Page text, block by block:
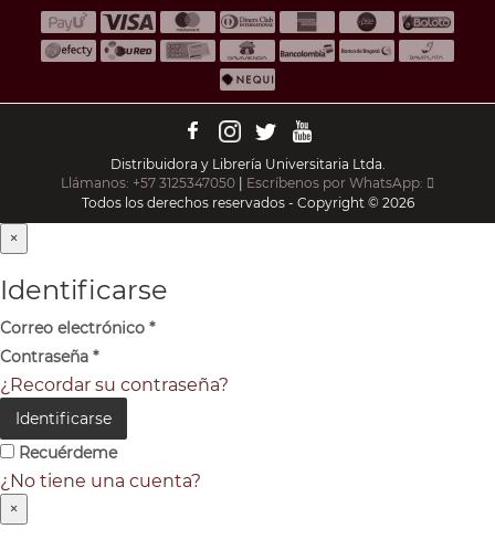
Distribuidora y Librería Universitaria Ltda.
Llámanos: +57 3125347050 | Escríbenos por WhatsApp:
Todos los derechos reservados - Copyright © 2026
×
Identificarse
Correo electrónico *
Contraseña *
¿Recordar su contraseña?
Identificarse
Recuérdeme
¿No tiene una cuenta?
×